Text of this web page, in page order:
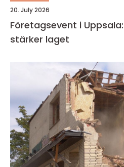
20. July 2026
Företagsevent i
stärker laget